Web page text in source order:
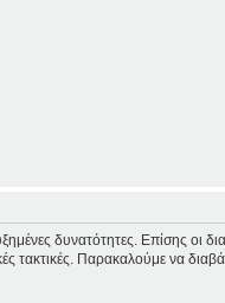
δυνατότητες. Επίσης οι
τακτικές. Παρακαλούμε να